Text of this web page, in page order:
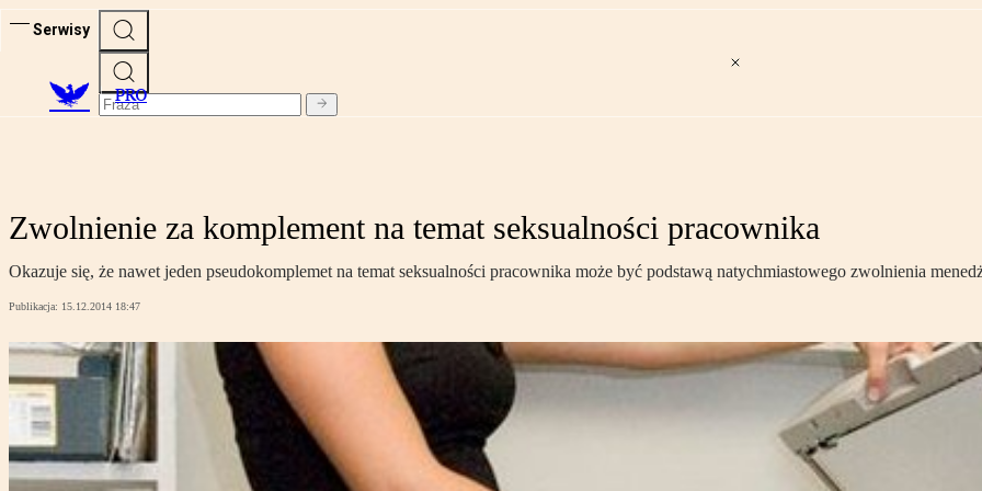
Serwisy
PRO
Zwolnienie za komplement na temat seksualności pracownika
Okazuje się, że nawet jeden pseudokomplemet na temat seksualności pracownika może być podstawą natychmiastowego zwolnienia
Publikacja: 15.12.2014 18:47